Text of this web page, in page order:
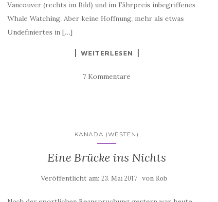
Vancouver (rechts im Bild) und im Fährpreis inbegriffenes
Whale Watching. Aber keine Hoffnung, mehr als etwas
Undefiniertes in […]
WEITERLESEN
7 Kommentare
KANADA (WESTEN)
Eine Brücke ins Nichts
Veröffentlicht am: 23. Mai 2017 von Rob